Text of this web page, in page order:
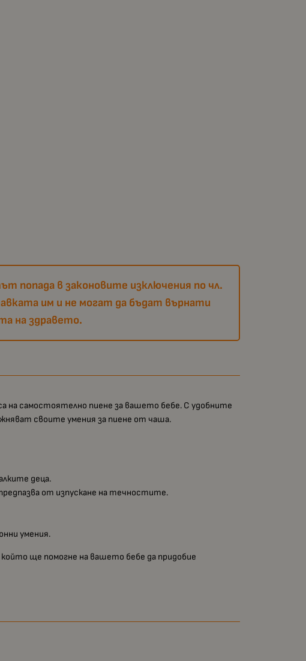
попада в законовите изключения по чл.
им и не могат да бъдат върнати
на здравето.
на самостоятелно пиене за вашето бебе. С удобните
своите умения за пиене от чаша.
деца.
от изпускане на течностите.
умения.
който ще помогне на вашето бебе да придобие